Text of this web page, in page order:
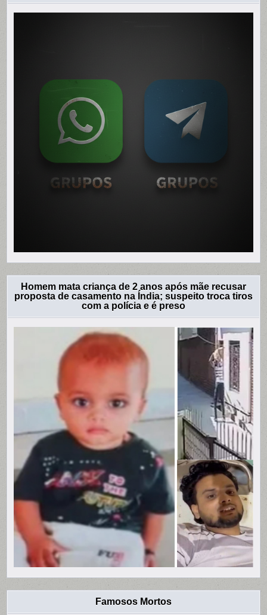
Homem mata criança de 2 anos após mãe recusar
proposta de casamento na Índia; suspeito troca tiros
com a polícia e é preso
Famosos Mortos